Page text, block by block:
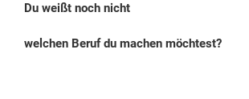
Du weißt noch nicht
welchen Beruf du machen möchtest?